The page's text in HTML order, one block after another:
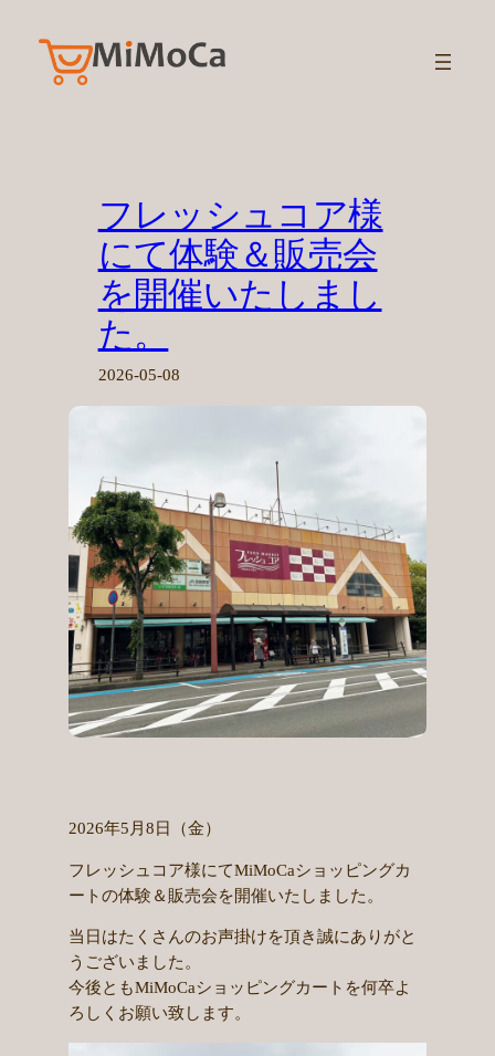
フレッシュコア様
にて体験＆販売会
を開催いたしまし
た。
2026-05-08
2026年5月8日（金）
フレッシュコア様にてMiMoCaショッピングカ
ートの体験＆販売会を開催いたしました。
当日はたくさんのお声掛けを頂き誠にありがと
うございました。
今後ともMiMoCaショッピングカートを何卒よ
ろしくお願い致します。